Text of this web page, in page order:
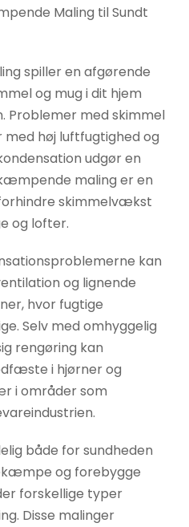
Maling til Sundt
spiller en afgørende
og mug i dit hjem
Problemer med skimmel
høj luftfugtighed og
udgør en
maling er en
skimmelvækst
og lofter.
kan
og lignende
hvor fugtige
Selv med omhyggelig
rengøring kan
i hjørner og
i områder som
både for sundheden
og forebygge
forskellige typer
Disse malinger